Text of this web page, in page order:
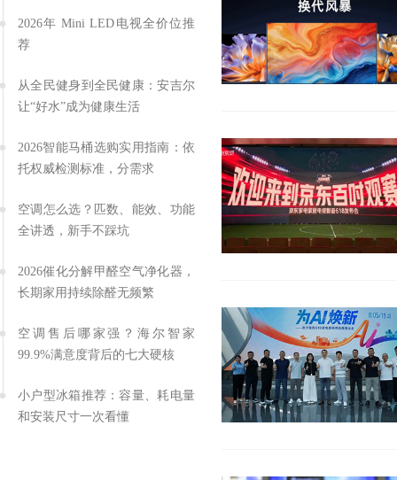
2026年 Mini LED电视全价位推
荐
从全民健身到全民健康：安吉尔
让“好水”成为健康生活
2026智能马桶选购实用指南：依
托权威检测标准，分需求
空调怎么选？匹数、能效、功能
全讲透，新手不踩坑
2026催化分解甲醛空气净化器，
长期家用持续除醛无频繁
空调售后哪家强？海尔智家
99.9%满意度背后的七大硬核
小户型冰箱推荐：容量、耗电量
和安装尺寸一次看懂